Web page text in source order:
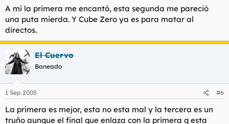
A mi la primera me encantó, esta segunda me pareció
una puta mierda. Y Cube Zero ya es para matar al
directos.
El Cuervo
Baneado
1 Sep 2005 #6
La primera es mejor, esta no esta mal y la tercera es un
truño aunque el final que enlaza con la primera q esta